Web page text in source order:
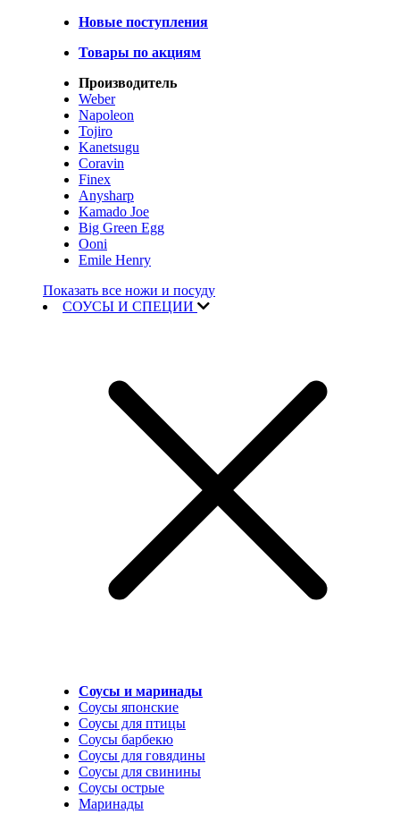
Новые поступления
Товары по акциям
Производитель
Weber
Napoleon
Tojiro
Kanetsugu
Coravin
Finex
Anysharp
Kamado Joe
Big Green Egg
Ooni
Emile Henry
Показать все ножи и посуду
СОУСЫ И СПЕЦИИ
Соусы и маринады
Соусы японские
Соусы для птицы
Соусы барбекю
Соусы для говядины
Соусы для свинины
Соусы острые
Маринады